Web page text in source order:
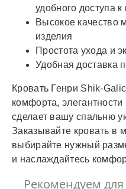
удобного доступа
Высокое качество
изделия
Простота ухода и
Удобная доставка
Кровать Генри Shik-
комфорта, элегантности
сделает вашу спальню
Заказывайте кровать в
выбирайте нужный
и наслаждайтесь
Рекомендуем для